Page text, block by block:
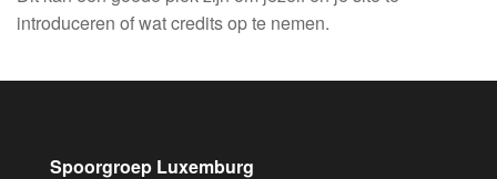
introduceren of wat credits op te nemen.
Spoorgroep Luxemburg